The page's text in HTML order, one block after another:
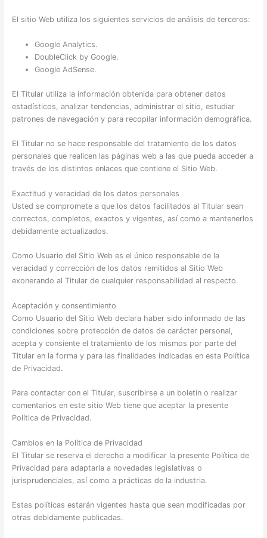
El sitio Web utiliza los siguientes servicios de análisis de terceros:
Google Analytics.
DoubleClick by Google.
Google AdSense.
El Titular utiliza la información obtenida para obtener datos
estadísticos, analizar tendencias, administrar el sitio, estudiar
patrones de navegación y para recopilar información demográfica.
El Titular no se hace responsable del tratamiento de los datos
personales que realicen las páginas web a las que pueda acceder a
través de los distintos enlaces que contiene el Sitio Web.
Exactitud y veracidad de los datos personales
Usted se compromete a que los datos facilitados al Titular sean
correctos, completos, exactos y vigentes, así como a mantenerlos
debidamente actualizados.
Como Usuario del Sitio Web es el único responsable de la
veracidad y corrección de los datos remitidos al Sitio Web
exonerando al Titular de cualquier responsabilidad al respecto.
Aceptación y consentimiento
Como Usuario del Sitio Web declara haber sido informado de las
condiciones sobre protección de datos de carácter personal,
acepta y consiente el tratamiento de los mismos por parte del
Titular en la forma y para las finalidades indicadas en esta Política
de Privacidad.
Para contactar con el Titular, suscribirse a un boletín o realizar
comentarios en este sitio Web tiene que aceptar la presente
Política de Privacidad.
Cambios en la Política de Privacidad
El Titular se reserva el derecho a modificar la presente Política de
Privacidad para adaptarla a novedades legislativas o
jurisprudenciales, así como a prácticas de la industria.
Estas políticas estarán vigentes hasta que sean modificadas por
otras debidamente publicadas.